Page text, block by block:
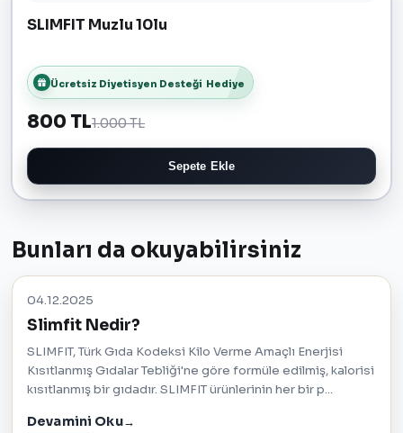
SLIMFIT Muzlu 10lu
Ücretsiz Diyetisyen Desteği Hediye
800 TL1.000 TL
Sepete Ekle
Bunları da okuyabilirsiniz
04.12.2025
Slimfit Nedir?
SLIMFIT, Türk Gıda Kodeksi Kilo Verme Amaçlı Enerjisi
Kısıtlanmış Gıdalar Tebliği'ne göre formüle edilmiş, kalorisi
kısıtlanmış bir gıdadır. SLIMFIT ürünlerinin her bir p...
Devamini Oku